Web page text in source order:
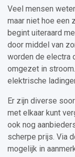
Veel mensen
maar niet hoe een
begint uiteraard
door middel van
worden de electra
omgezet in
elektrische
Er zijn diverse
met elkaar kunt
ook nog
scherpe prijs. Via
mogelijk in